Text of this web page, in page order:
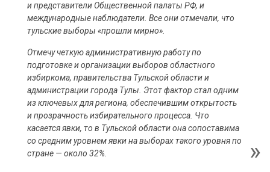
и представители Общественной палаты РФ, и
международные наблюдатели. Все они отмечали, что
тульские выборы «прошли мирно».
Отмечу четкую административную работу по
подготовке и организации выборов областного
избиркома, правительства Тульской области и
администрации города Тулы. Этот фактор стал одним
из ключевых для региона, обеспечившим открытость
и прозрачность избирательного процесса. Что
касается явки, то в Тульской области она сопоставима
со средним уровнем явки на выборах такого уровня по
стране — около 32%.